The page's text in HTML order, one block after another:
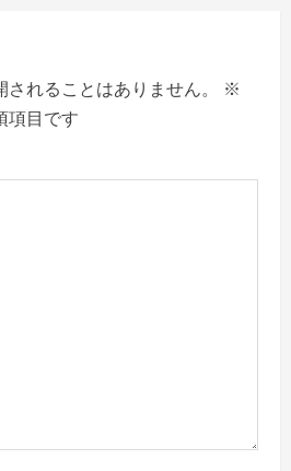
れることはありません。
※
項目です